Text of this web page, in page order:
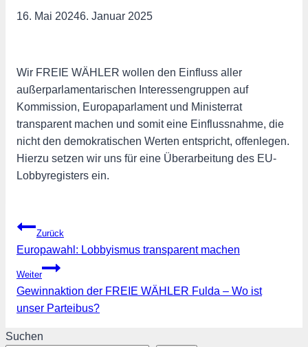
16. Mai 20246. Januar 2025
Wir FREIE WÄHLER wollen den Einfluss aller
außerparlamentarischen Interessengruppen auf
Kommission, Europaparlament und Ministerrat
transparent machen und somit eine Einflussnahme, die
nicht den demokratischen Werten entspricht, offenlegen.
Hierzu setzen wir uns für eine Überarbeitung des EU-
Lobbyregisters ein.
Beitragsnavigation
Zurück
Europawahl: Lobbyismus transparent machen
Weiter
Gewinnaktion der FREIE WÄHLER Fulda – Wo ist
unser Parteibus?
Suchen